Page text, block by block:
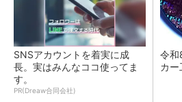
SNSアカウントを着実に成
長。実はみんなココ使ってま
す。
PR(Dreaw合同会社)
令和
カー